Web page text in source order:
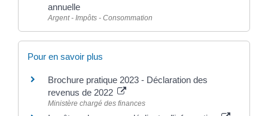
annuelle
Argent - Impôts - Consommation
Pour en savoir plus
Brochure pratique 2023 - Déclaration des
revenus de 2022
Ministère chargé des finances